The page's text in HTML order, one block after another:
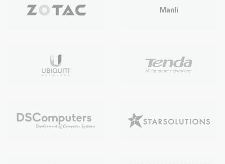
Manli